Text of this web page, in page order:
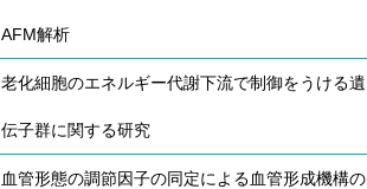
AFM解析
老化細胞のエネルギー代謝下流で制御をうける遺
伝子群に関する研究
血管形態の調節因子の同定による血管形成機構の